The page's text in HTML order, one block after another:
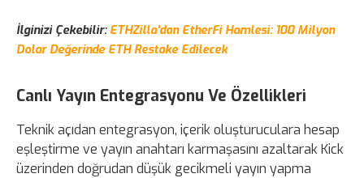
İlginizi Çekebilir: ETHZilla'dan EtherFi Hamlesi: 100 Milyon
Dolar Değerinde ETH Restake Edilecek
Canlı Yayın Entegrasyonu Ve Özellikleri
Teknik açıdan entegrasyon, içerik oluşturuculara hesap
eşleştirme ve yayın anahtarı karmaşasını azaltarak Kick
üzerinden doğrudan düşük gecikmeli yayın yapma